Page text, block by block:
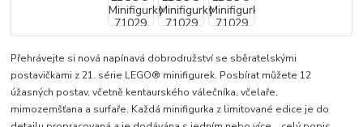
Přehrávejte si nová napínavá dobrodružství se sběratelskými
postavičkami z 21. série LEGO® minifigurek. Posbírat můžete 12
úžasných postav, včetně kentaurského válečníka, včelaře,
mimozemšťana a surfaře. Každá minifigurka z limitované edice je do